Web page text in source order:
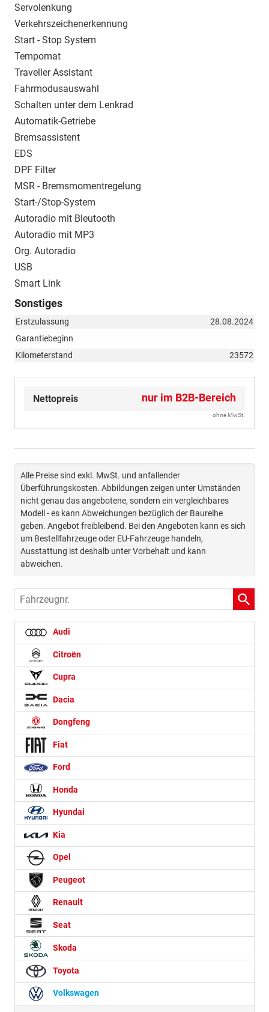
Servolenkung
Verkehrszeichenerkennung
Start - Stop System
Tempomat
Traveller Assistant
Fahrmodusauswahl
Schalten unter dem Lenkrad
Automatik-Getriebe
Bremsassistent
EDS
DPF Filter
MSR - Bremsmomentregelung
Start-/Stop-System
Autoradio mit Bleutooth
Autoradio mit MP3
Org. Autoradio
USB
Smart Link
Sonstiges
Erstzulassung
28.08.2024
Garantiebeginn
Kilometerstand
23572
Nettopreis nur im B2B-Bereich
ohne MwSt.
Alle Preise sind exkl. MwSt. und anfallender
Überführungskosten. Abbildungen zeigen unter Umständen
nicht genau das angebotene, sondern ein vergleichbares
Modell - es kann Abweichungen bezüglich der Baureihe
geben. Angebot freibleibend. Bei den Angeboten kann es sich
um Bestellfahrzeuge oder EU-Fahrzeuge handeln,
Ausstattung ist deshalb unter Vorbehalt und kann
abweichen.
Fahrzeugnr.
Audi
Citroën
Cupra
Dacia
Dongfeng
Fiat
Ford
Honda
Hyundai
Kia
Opel
Peugeot
Renault
Seat
Skoda
Toyota
Volkswagen